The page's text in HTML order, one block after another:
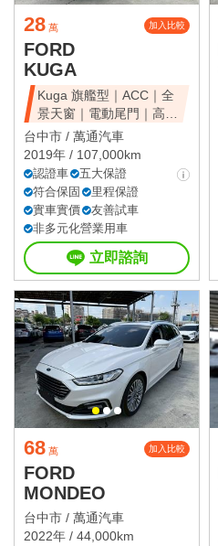
28 萬 加入比較
FORD
KUGA
Kuga 旗艦型｜ACC｜全
景天窗｜電動尾門｜高CP
值休旅
台中市 / 萬通汽車
2019年 / 107,000km
認證車
五大保證
符合保固
里程保證
實車實價
友善試車
非多元化營業用車
立即諮詢
68 萬 加入比較
FORD
MONDEO
台中市 / 萬通汽車
2022年 / 44,000km